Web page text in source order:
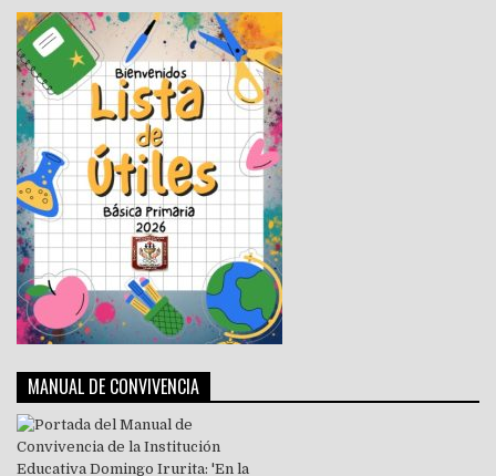
MANUAL DE CONVIVENCIA